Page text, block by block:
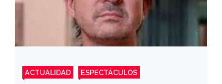
ACTUALIDAD ESPECTÁCULOS